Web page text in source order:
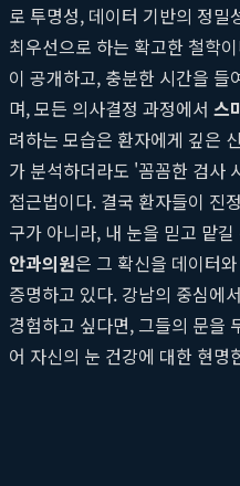
로 투명성, 데이터 기반의 정밀
최우선으로 하는 확고한 철학
이 공개하고, 충분한 시간을 들
며, 모든 의사결정 과정에서 스
려하는 모습은 환자에게 깊은
가 분석하더라도 '꼼꼼한 검사
접근법이다. 결국 환자들이 진
구가 아니라, 내 눈을 믿고 맡
안과의원은 그 확신을 데이터
증명하고 있다. 강남의 중심에
경험하고 싶다면, 그들의 문을
어 자신의 눈 건강에 대한 현명